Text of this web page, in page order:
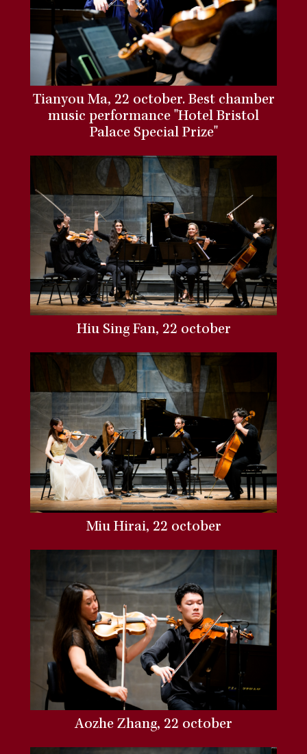
Tianyou Ma, 22 october. Best chamber
music performance "Hotel Bristol
Palace Special Prize"
Hiu Sing Fan, 22 october
Miu Hirai, 22 october
Aozhe Zhang, 22 october